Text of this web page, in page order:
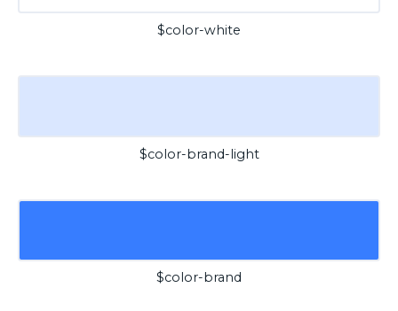
$color-white
$color-brand-light
$color-brand